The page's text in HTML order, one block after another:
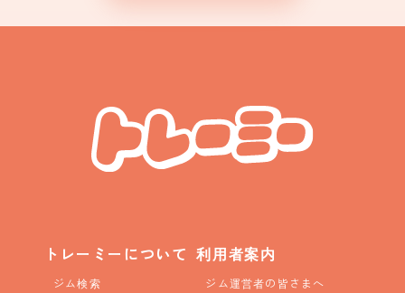
トレーミーについて
ジム検索
利用者案内
ジム運営者の皆さまへ